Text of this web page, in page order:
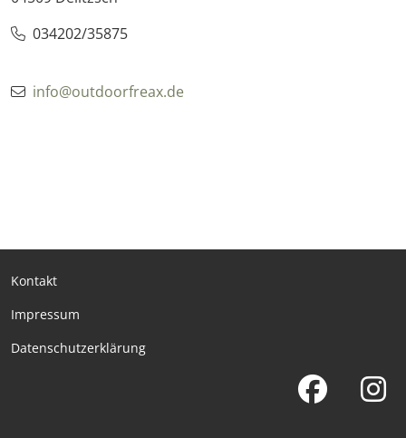
034202/35875
info@outdoorfreax.de
Kontakt
Impressum
Datenschutzerklärung